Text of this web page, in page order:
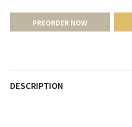
PREORDER NOW
DESCRIPTION